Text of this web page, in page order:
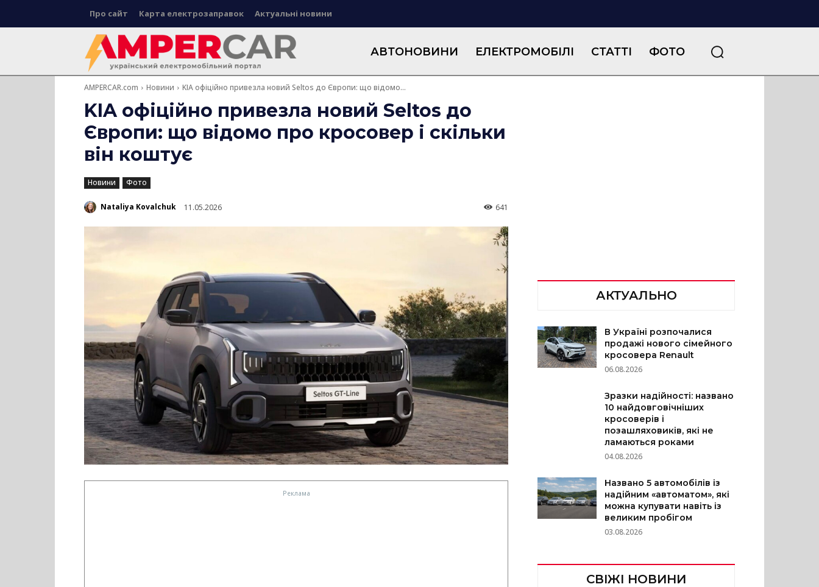
Про сайт Карта електрозаправок Актуальні новини
АВТОНОВИНИ ЕЛЕКТРОМОБІЛІ СТАТТІ ФОТО
AMPERCAR.com Новини KIA офіційно привезла новий Seltos до Європи: що відомо...
KIA офіційно привезла новий Seltos до
Європи: що відомо про кросовер і скільки
він коштує
Новини Фото
Nataliya Kovalchuk 11.05.2026 641
АКТУАЛЬНО
В Україні розпочалися
продажі нового сімейного
кросовера Renault
06.08.2026
Зразки надійності: названо
10 найдовговічніших
кросоверів і
позашляховиків, які не
ламаються роками
04.08.2026
Названо 5 автомобілів із
надійним «автоматом», які
можна купувати навіть із
великим пробігом
03.08.2026
СВІЖІ НОВИНИ